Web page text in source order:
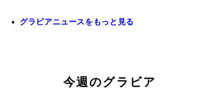
グラビアニュースをもっと見る
今週のグラビア